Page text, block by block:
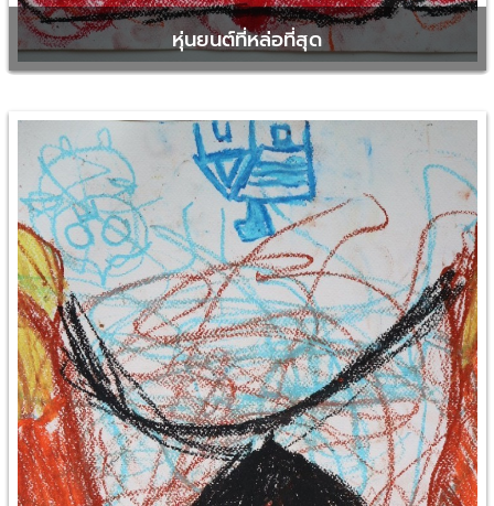
หุ่นยนต์ที่หล่อที่สุด